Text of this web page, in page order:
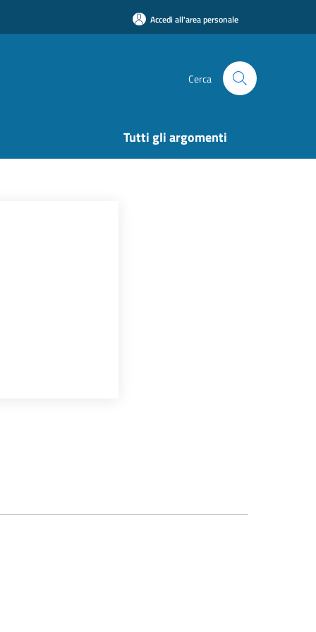
Accedi all'area personale
Cerca
Tutti gli argomenti